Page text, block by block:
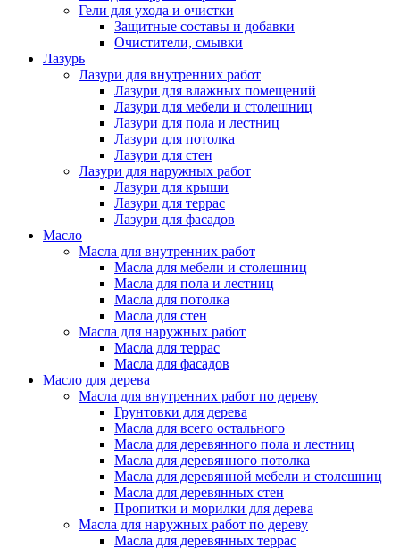
Гели для ухода и очистки
Защитные составы и добавки
Очистители, смывки
Лазурь
Лазури для внутренних работ
Лазури для влажных помещений
Лазури для мебели и столешниц
Лазури для пола и лестниц
Лазури для потолка
Лазури для стен
Лазури для наружных работ
Лазури для крыши
Лазури для террас
Лазури для фасадов
Масло
Масла для внутренних работ
Масла для мебели и столешниц
Масла для пола и лестниц
Масла для потолка
Масла для стен
Масла для наружных работ
Масла для террас
Масла для фасадов
Масло для дерева
Масла для внутренних работ по дереву
Грунтовки для дерева
Масла для всего остального
Масла для деревянного пола и лестниц
Масла для деревянного потолка
Масла для деревянной мебели и столешниц
Масла для деревянных стен
Пропитки и морилки для дерева
Масла для наружных работ по дереву
Масла для деревянных террас